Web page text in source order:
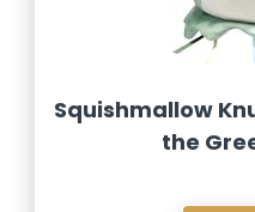
Squishmallow
the